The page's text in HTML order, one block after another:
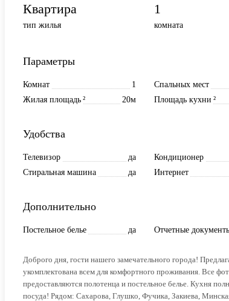
Квартира
тип жилья
1
комната
Параметры
Комнат 1 Спальных мест
Жилая площадь
20м
² Площадь кухни ²
Удобства
Телевизор да Кондиционер
Стиральная машина
да Интернет
Дополнительно
Постельное белье да Отчетные
Доброго дня, гости нaшeго зaмeчательнoго гopодa!
укомплектована всем для комфортного проживания. Все
предоставляются полотенца и постельное белье. Кухня
посуда! Рядом: Сaхapoва, Глушкo, Фучика, Закиeва,